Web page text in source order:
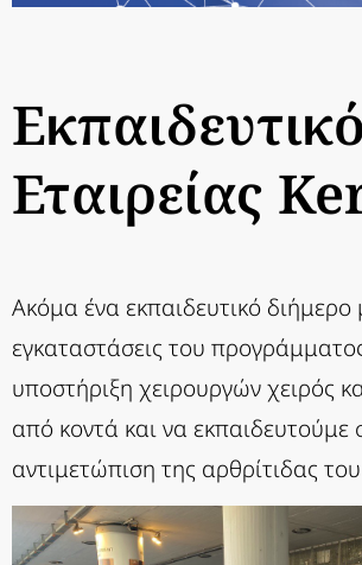
Εταιρείας
Ακόμα ένα εκπαιδευτικό
εγκαταστάσεις του
υποστήριξη χειρουργών χειρός
από κοντά και να εκπαιδευτούμε
αντιμετώπιση της αρθρίτιδας